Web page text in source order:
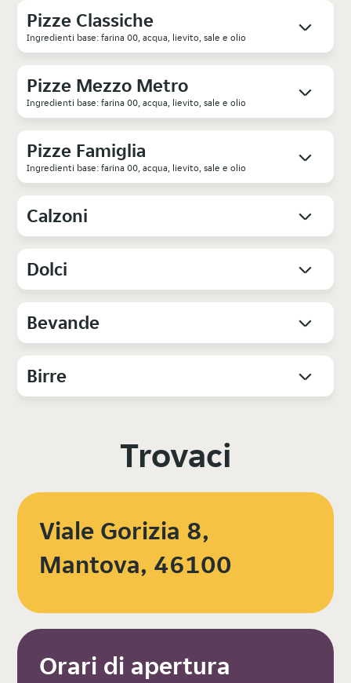
Pizze Classiche
Ingredienti base: farina 00, acqua, lievito, sale e olio
Pizze Mezzo Metro
Ingredienti base: farina 00, acqua, lievito, sale e olio
Pizze Famiglia
Ingredienti base: farina 00, acqua, lievito, sale e olio
Calzoni
Dolci
Bevande
Birre
Trovaci
Viale Gorizia 8,
Mantova, 46100
Orari di apertura